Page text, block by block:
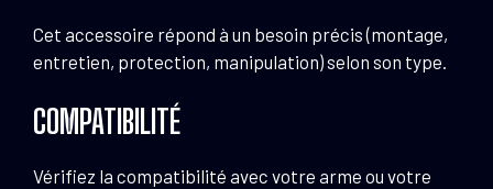
Cet accessoire répond à un besoin précis (montage,
entretien, protection, manipulation) selon son type.
COMPATIBILITÉ
Vérifiez la compatibilité avec votre arme ou votre